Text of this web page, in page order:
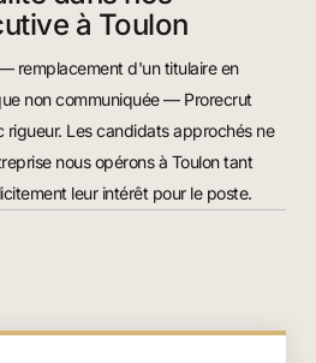
à Toulon
remplacement d'un titulaire en
non communiquée — Prorecrut
Les candidats approchés ne
nous opérons à Toulon tant
leur intérêt pour le poste.